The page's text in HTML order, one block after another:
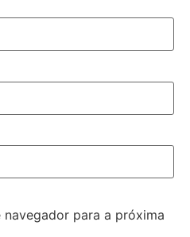
navegador para a próxima